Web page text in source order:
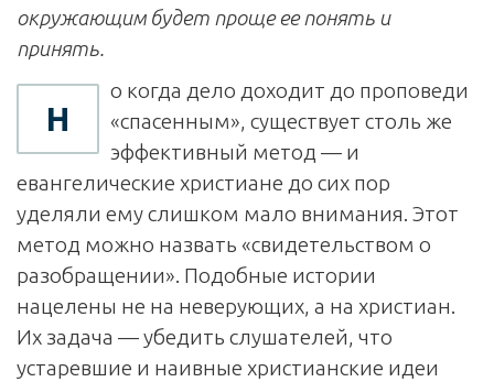
окружающим будет проще ее понять и
принять.
Н
о когда дело доходит до проповеди
«спасенным», существует столь же
эффективный метод — и
евангелические христиане до сих пор
уделяли ему слишком мало внимания. Этот
метод можно назвать «свидетельством о
разобращении». Подобные истории
нацелены не на неверующих, а на христиан.
Их задача — убедить слушателей, что
устаревшие и наивные христианские идеи